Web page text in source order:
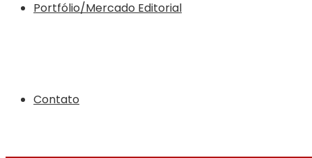
Portfólio/Mercado Editorial
Contato